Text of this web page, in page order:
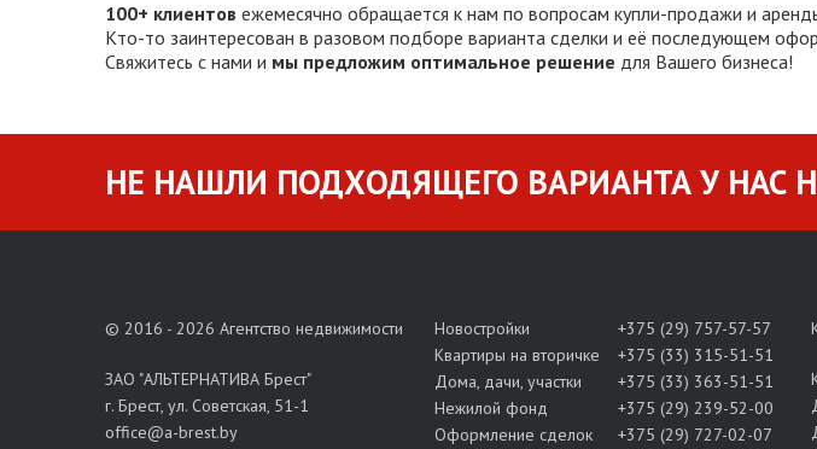
100+ клиентов ежемесячно обращается к нам по вопросам купли-продажи и
Кто-то заинтересован в разовом подборе варианта сделки и её последующем
Свяжитесь с нами и мы предложим оптимальное решение для Вашего бизнеса!
НЕ НАШЛИ ПОДХОДЯЩЕГО ВАРИАНТА У НАС
© 2016 - 2026 Агентство недвижимости
ЗАО "АЛЬТЕРНАТИВА Брест"
г. Брест, ул. Советская, 51-1
office@a-brest.by
Новостройки
+375 (29) 757-57-57
Квартиры на вторичке
+375 (33) 315-51-51
Дома, дачи, участки
+375 (33) 363-51-51
Нежилой фонд
+375 (29) 239-52-00
Оформление сделок
+375 (29) 727-02-07